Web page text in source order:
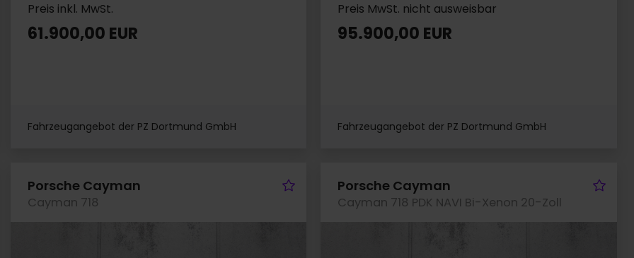
Preis inkl. MwSt.
61.900,00 EUR
Fahrzeugangebot der PZ Dortmund GmbH
Preis MwSt. nicht ausweisbar
95.900,00 EUR
Fahrzeugangebot der PZ Dortmund GmbH
merken
Porsche Cayman
Cayman 718
Fahrzeug merken
Porsche Cayman
Cayman 718 PDK NAVI Bi-Xenon 20-Zoll